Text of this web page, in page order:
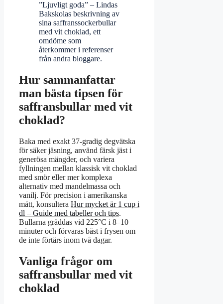
”Ljuvligt goda” – Lindas
Bakskolas beskrivning av
sina saffranssockerbullar
med vit choklad, ett
omdöme som
återkommer i referenser
från andra bloggare.
Hur sammanfattar
man bästa tipsen för
saffransbullar med vit
choklad?
Baka med exakt 37-gradig degvätska
för säker jäsning, använd färsk jäst i
generösa mängder, och variera
fyllningen mellan klassisk vit choklad
med smör eller mer komplexa
alternativ med mandelmassa och
vanilj. För precision i amerikanska
mått, konsultera Hur mycket är 1 cup i
dl – Guide med tabeller och tips.
Bullarna gräddas vid 225°C i 8–10
minuter och förvaras bäst i frysen om
de inte förtärs inom två dagar.
Vanliga frågor om
saffransbullar med vit
choklad